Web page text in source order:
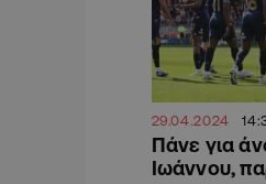
29.04.2024
Πάνε για
Ιωάννου,